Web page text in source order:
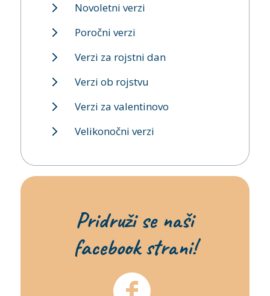
Novoletni verzi
Poročni verzi
Verzi za rojstni dan
Verzi ob rojstvu
Verzi za valentinovo
Velikonočni verzi
Pridruži se naši
facebook strani!